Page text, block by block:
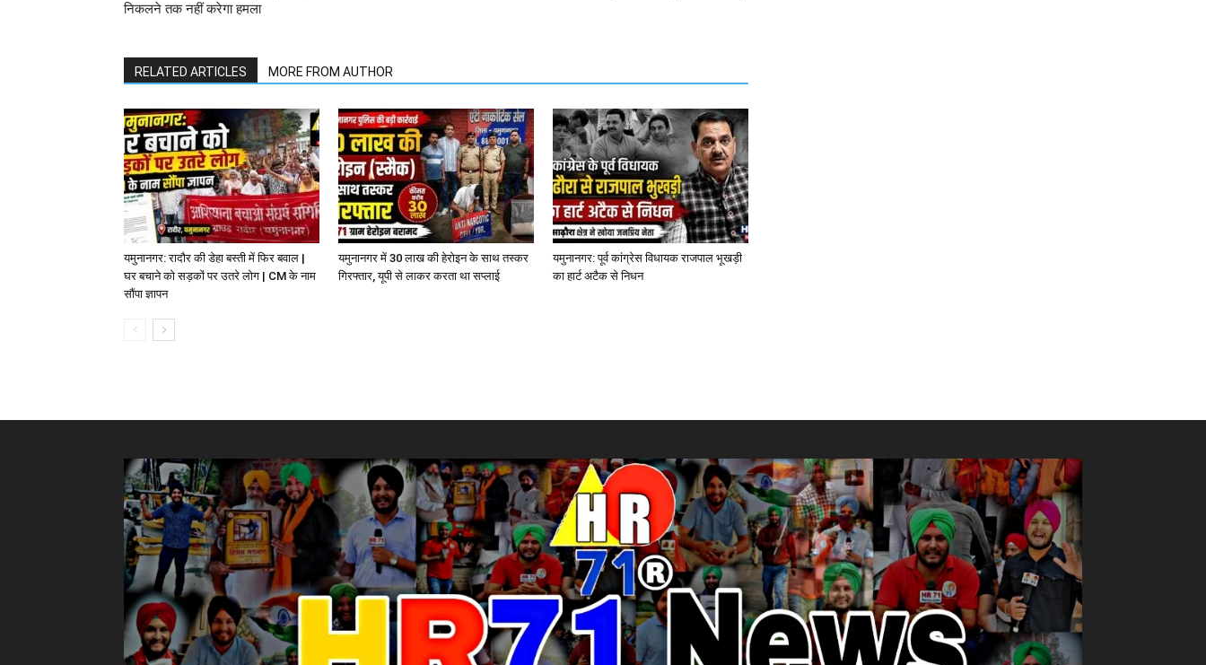
निकलने तक नहीं करेगा हमला
RELATED ARTICLES MORE FROM AUTHOR
यमुनानगर: रादौर की डेहा बस्ती में फिर बवाल |
घर बचाने को सड़कों पर उतरे लोग | CM के नाम
सौंपा ज्ञापन
यमुनानगर में 30 लाख की हेरोइन के साथ तस्कर
गिरफ्तार, यूपी से लाकर करता था सप्लाई
यमुनानगर: पूर्व कांग्रेस विधायक राजपाल भूखड़ी
का हार्ट अटैक से निधन